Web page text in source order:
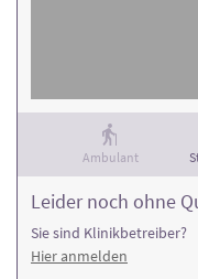
Ambulant
Leider noch ohne
Sie sind Klinikbetreiber?
Hier anmelden